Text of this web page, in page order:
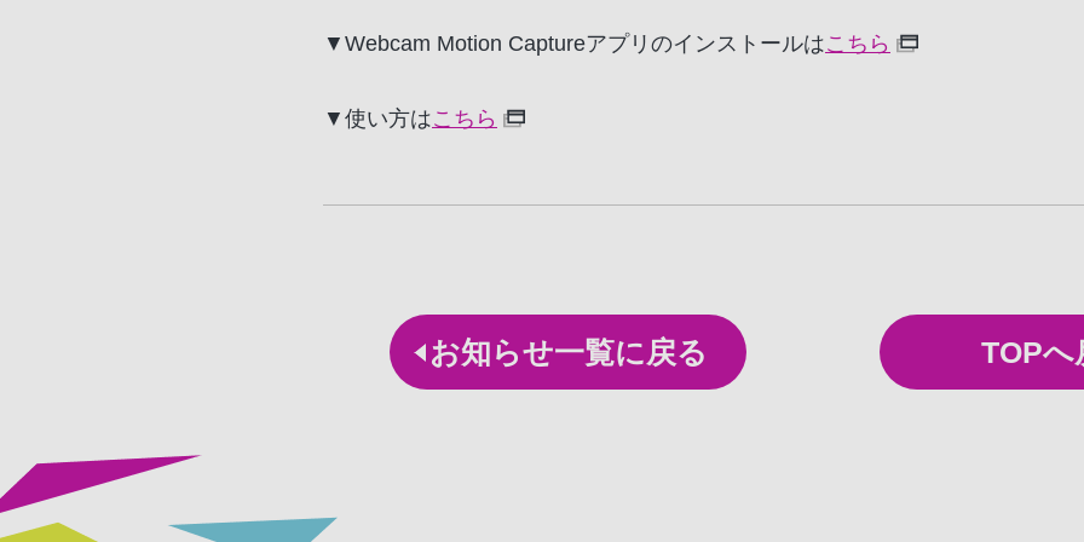
▼Webcam Motion Captureアプリのインストールはこちら
▼使い方はこちら
お知らせ一覧に戻る TOPへ